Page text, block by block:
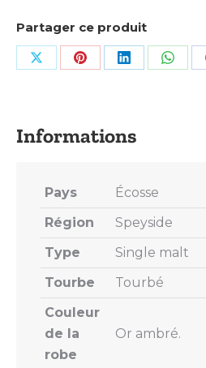
Partager ce produit
Share Share Share Share
Pays
Écosse
Région
Speyside
Type
Single malt
Tourbe
Tourbé
Couleur
de la
robe
Or ambré.